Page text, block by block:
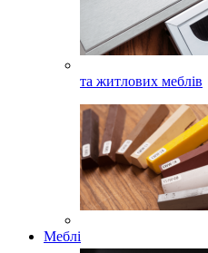
та житлових меблів
Меблі